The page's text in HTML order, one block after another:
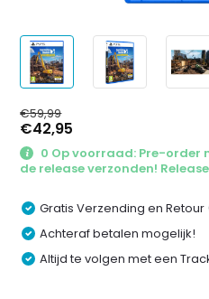
€59,99
€42,95
0 Op voorraad: Pre-order
de release verzonden!
Gratis Verzending en Retour
Achteraf betalen mogelijk!
Altijd te volgen met een